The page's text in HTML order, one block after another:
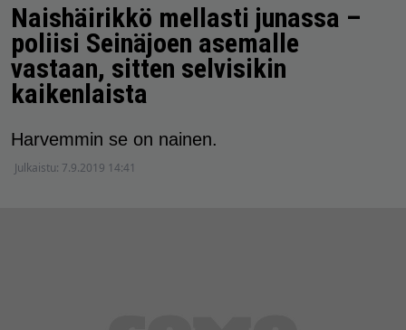
Naishäirikkö mellasti junassa –
poliisi Seinäjoen asemalle
vastaan, sitten selvisikin
kaikenlaista
Harvemmin se on nainen.
Julkaistu: 7.9.2019 14:41